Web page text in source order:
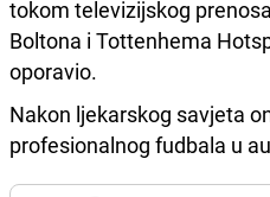
tokom televizijskog
Boltona i Tottenhema
oporavio.
Nakon ljekarskog savjeta
profesionalnog fudbala u